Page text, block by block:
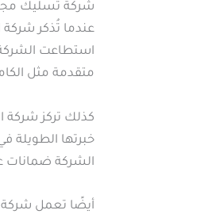
شركة تسليك
عندما تُذكر
استطاعت الشركة
متقدمة مثل
كذلك تركز شركة
خبرتها الطويلة
الشركة ضمانات
أيضًا تعمل شركة